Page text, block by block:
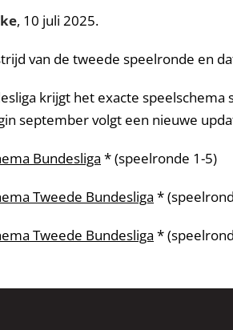
, 10 juli 2025.
van de tweede speelronde en
krijgt het exacte
september volgt een nieuwe
Bundesliga * (speelronde 1-5)
Tweede Bundesliga *
Tweede Bundesliga *